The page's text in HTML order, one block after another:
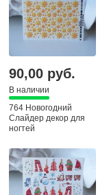
90,00 руб.
В наличии
764 Новогодний
Слайдер декор для
ногтей